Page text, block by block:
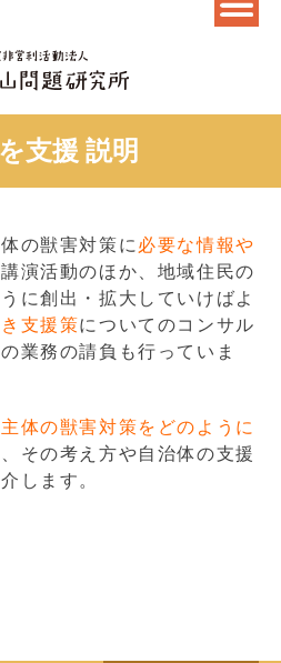
支援 説明
の獣害対策に必要な情報や
演活動のほか、地域住民の
に創出・拡大していけばよ
支援策についてのコンサル
業務の請負も行っていま
体の獣害対策をどのように
、その考え方や自治体の支援
します。